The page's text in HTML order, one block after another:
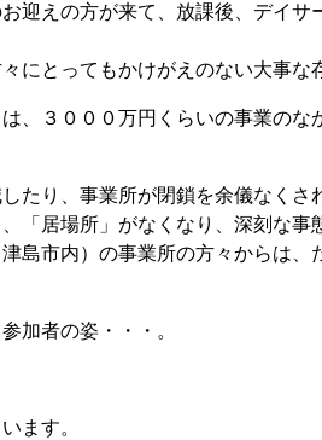
迎えの方が来て、放課後、デイサ
とってもかけがえのない大事な
、３０００万円くらいの事業のな
たり、事業所が閉鎖を余儀なくさ
「居場所」がなくなり、深刻な事
市内）の事業所の方々からは、
加者の姿・・・。
ます。